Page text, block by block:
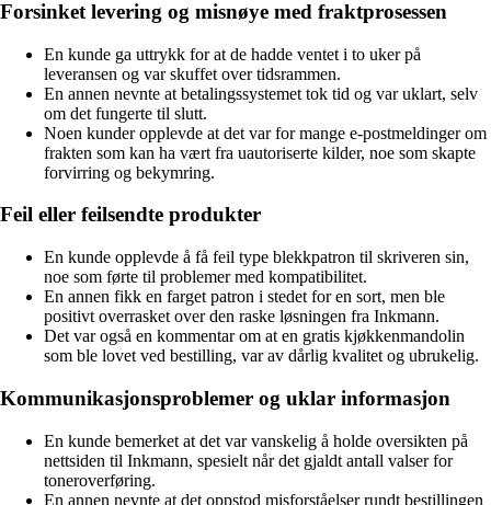
Forsinket levering og misnøye med fraktprosessen
En kunde ga uttrykk for at de hadde ventet i to uker på
leveransen og var skuffet over tidsrammen.
En annen nevnte at betalingssystemet tok tid og var uklart, selv
om det fungerte til slutt.
Noen kunder opplevde at det var for mange e-postmeldinger om
frakten som kan ha vært fra uautoriserte kilder, noe som skapte
forvirring og bekymring.
Feil eller feilsendte produkter
En kunde opplevde å få feil type blekkpatron til skriveren sin,
noe som førte til problemer med kompatibilitet.
En annen fikk en farget patron i stedet for en sort, men ble
positivt overrasket over den raske løsningen fra Inkmann.
Det var også en kommentar om at en gratis kjøkkenmandolin
som ble lovet ved bestilling, var av dårlig kvalitet og ubrukelig.
Kommunikasjonsproblemer og uklar informasjon
En kunde bemerket at det var vanskelig å holde oversikten på
nettsiden til Inkmann, spesielt når det gjaldt antall valser for
toneroverføring.
En annen nevnte at det oppstod misforståelser rundt bestillingen